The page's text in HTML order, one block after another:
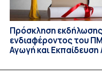
Πρόσκληση εκδήλωσης
ενδιαφέροντος του
Αγωγή και
Παιδαγωγικού